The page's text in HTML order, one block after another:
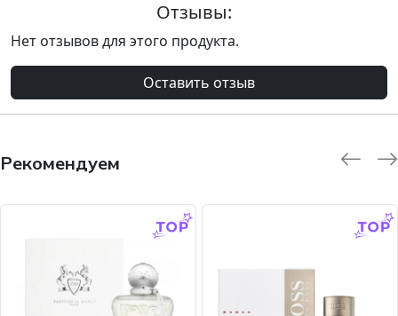
Отзывы:
Нет отзывов для этого продукта.
Оставить отзыв
Рекомендуем